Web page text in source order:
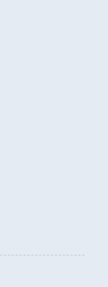
뇌는 것은
말했다. 하
냐, 결론적
'에 대해 "이상
644억8000만
. IT 품목
화공품
만달러 적자
만달러 흑자
배당지급이